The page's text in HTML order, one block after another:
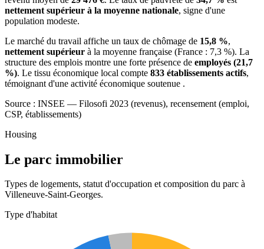
nettement supérieur à la moyenne nationale, signe d'une
population modeste.
Le marché du travail affiche un taux de chômage de 15,8 %,
nettement supérieur à la moyenne française (France : 7,3 %). La
structure des emplois montre une forte présence de employés (21,7
%). Le tissu économique local compte 833 établissements actifs,
témoignant d'une activité économique soutenue .
Source : INSEE — Filosofi 2023 (revenus), recensement (emploi,
CSP, établissements)
Housing
Le parc immobilier
Types de logements, statut d'occupation et composition du parc à
Villeneuve-Saint-Georges.
Type d'habitat